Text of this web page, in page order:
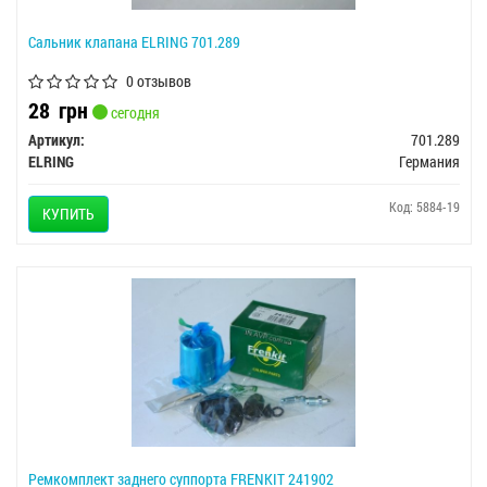
Сальник клапана ELRING 701.289
0 отзывов
28 грн
сегодня
Артикул:
701.289
ELRING
Германия
КУПИТЬ Код: 5884-19
Ремкомплект заднего суппорта FRENKIT 241902